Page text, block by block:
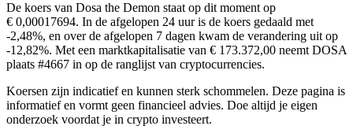
De koers van Dosa the Demon staat op dit moment op
€ 0,00017694. In de afgelopen 24 uur is de koers gedaald met
-2,48%, en over de afgelopen 7 dagen kwam de verandering uit op
-12,82%. Met een marktkapitalisatie van € 173.372,00 neemt DOSA
plaats #4667 in op de ranglijst van cryptocurrencies.
Koersen zijn indicatief en kunnen sterk schommelen. Deze pagina is
informatief en vormt geen financieel advies. Doe altijd je eigen
onderzoek voordat je in crypto investeert.